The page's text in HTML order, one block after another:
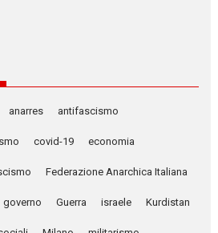
anarres antifascismo
covid-19 economia
Federazione Anarchica Italiana
governo Guerra israele Kurdistan